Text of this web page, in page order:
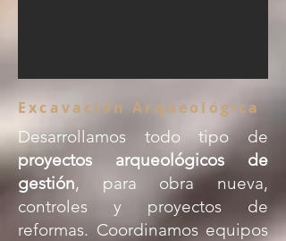
Excavación Arqueológica
Desarrollamos todo tipo de
proyectos arqueológicos de
gestión, para obra nueva,
controles y proyectos de
reformas. Coordinamos equipos